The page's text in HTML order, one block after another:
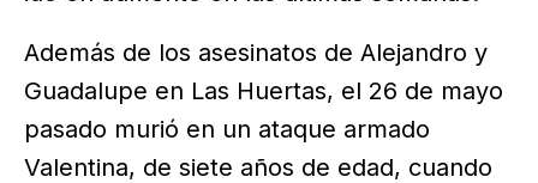
Además de los asesinatos de Alejandro y
Guadalupe en Las Huertas, el 26 de mayo
pasado murió en un ataque armado
Valentina, de siete años de edad, cuando